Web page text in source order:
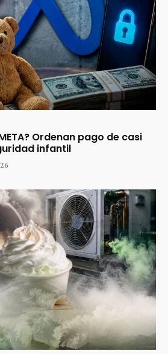
Ordenan pago de casi
infantil